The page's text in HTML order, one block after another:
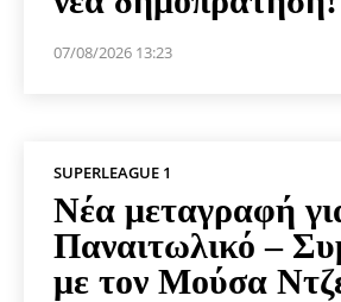
07/08/2026 13:23
SUPERLEAGUE 1
Νέα μεταγραφή
Παναιτωλικό –
με τον Μούσα